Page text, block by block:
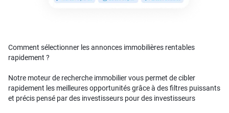
Comment sélectionner les annonces immobilières rentables
rapidement ?
Notre moteur de recherche immobilier vous permet de cibler
rapidement les meilleures opportunités grâce à des filtres puissants
et précis pensé par des investisseurs pour des investisseurs